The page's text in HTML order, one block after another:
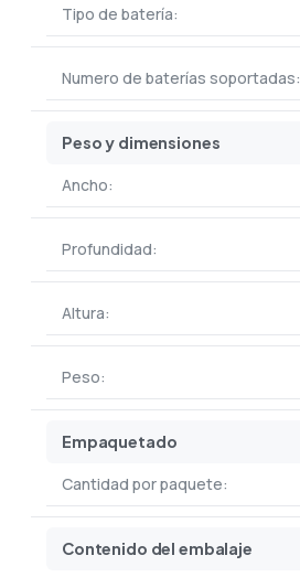
Tipo de batería:
Numero de baterías soportadas:
Peso y dimensiones
Ancho:
Profundidad:
Altura:
Peso:
Empaquetado
Cantidad por paquete:
Contenido del embalaje